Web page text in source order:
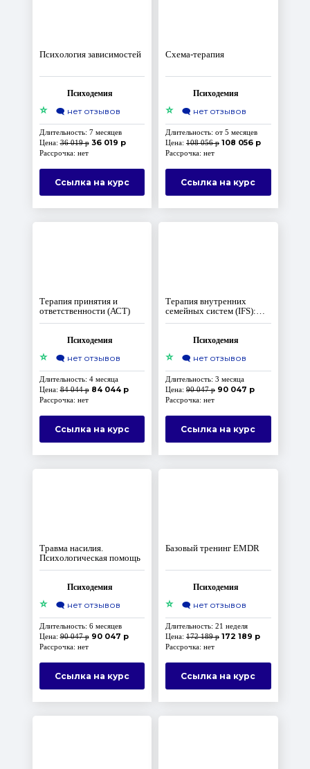
Психология зависимостей
Психодемия
⭐ 🗨️ нет отзывов
Длительность: 7 месяцев
Цена:36 019 р 36 019 р
Рассрочка: нет
Ссылка на курс
Схема-терапия
Психодемия
⭐ 🗨️ нет отзывов
Длительность: от 5 месяцев
Цена: 108 056 р 108 056 р
Рассрочка: нет
Ссылка на курс
Терапия принятия и
ответственности (АСТ)
Психодемия
⭐ 🗨️ нет отзывов
Длительность: 4 месяца
Цена:84 044 р 84 044 р
Рассрочка: нет
Ссылка на курс
Терапия внутренних
семейных систем (IFS):
расширенный вводный
Психодемия
⭐ 🗨️ нет отзывов
Длительность: 3 месяца
Цена: 90 047 р 90 047 р
Рассрочка: нет
Ссылка на курс
Травма насилия.
Психологическая помощь
Психодемия
⭐ 🗨️ нет отзывов
Длительность: 6 месяцев
Цена:90 047 р 90 047 р
Рассрочка: нет
Ссылка на курс
Базовый тренинг EMDR
Психодемия
⭐ 🗨️ нет отзывов
Длительность: 21 неделя
Цена: 172 189 р 172 189 р
Рассрочка: нет
Ссылка на курс